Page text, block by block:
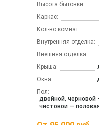
Высота бытовки:
Каркас:
Кол-во комнат:
Внутренняя отделка:
Внешняя отделка:
Крыша:
Окна:
Пол:
двойной, черновой
чистовой —